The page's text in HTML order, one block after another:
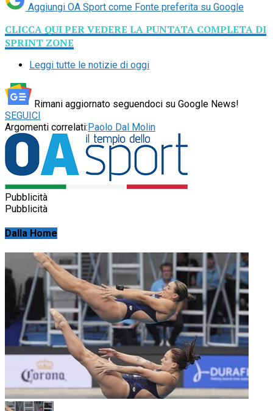
Aggiungi OA Sport come Fonte preferita su Google
CLICCA QUI PER VEDERE LA PUNTATA COMPLETA DI
SPRINT ZONE
Leggi tutte le notizie di oggi
Rimani aggiornato seguendoci su Google News!
SEGUICI
Argomenti correlati:Paolo Dal Molin
Pubblicità
Pubblicità
Dalla Home